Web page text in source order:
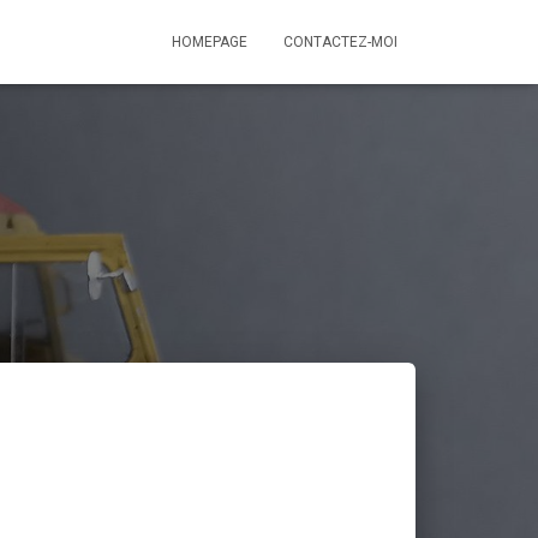
HOMEPAGE CONTACTEZ-MOI